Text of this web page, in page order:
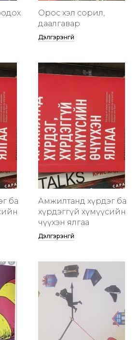
Орос хэл сорил,
даалгавар
Дэлгэрэнгүй
ба
Амжилтанд хүрдэг ба
хүрдэггүй хүмүүсийн
өчүүхэн ялгаа
Дэлгэрэнгүй